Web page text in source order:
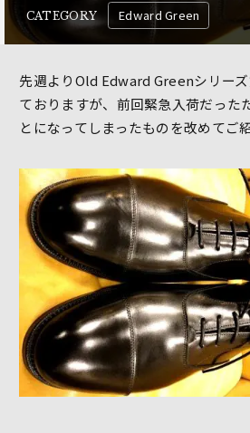
CATEGORY Edward Green
先週よりOld Edward Greenシリー
ておりますが、前回緊急入荷だった
とになってしまったものを改めてご